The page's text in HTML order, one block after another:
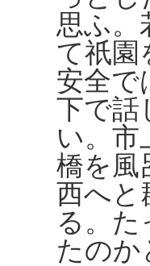
思ふ。
て祇園
安全で
下で話
い。市
橋を風
西へと
る。
たのか